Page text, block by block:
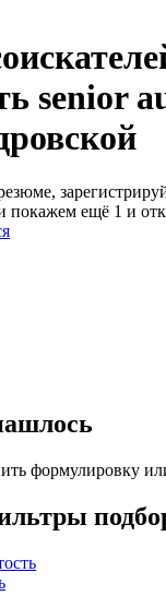
senior
покажем ещё 1 и
формулировку